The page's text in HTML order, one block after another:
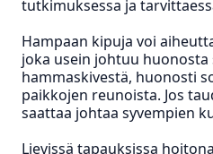
tutkimuksessa ja
Hampaan kipuja voi
joka usein johtuu
hammaskivestä, huonosti
paikkojen reunoista. Jos
saattaa johtaa syvempien
Lievissä tapauksissa